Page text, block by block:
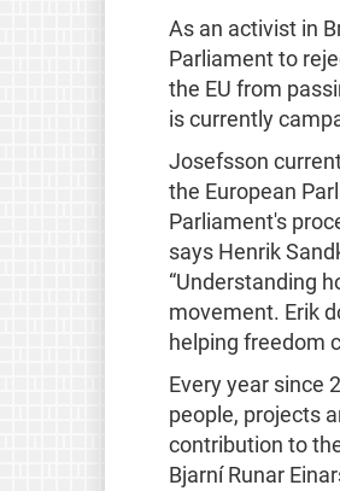
As an activist in
Parliament to
the EU from
is currently
Josefsson
the European
Parliament's
says Henrik
“Understanding
movement. Erik
helping freedom
Every year since
people, projects
contribution to
Bjarní Runar